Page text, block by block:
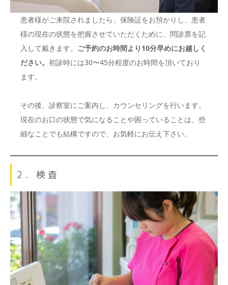
患者様がご来院されましたら、保険証をお預かりし、患者
様の現在の状態を把握させていただくために、問診票を記
入して戴きます。 ご予約のお時間より10分早めにお越しく
ださい。初診時には30〜45分程度のお時間を頂いており
ます。
その後、診察室にご案内し、カウンセリングを行います。
現在のお口の状態で気になることや困っていることは、些
細なことでも結構ですので、お気軽にお伝え下さい。
2．検査